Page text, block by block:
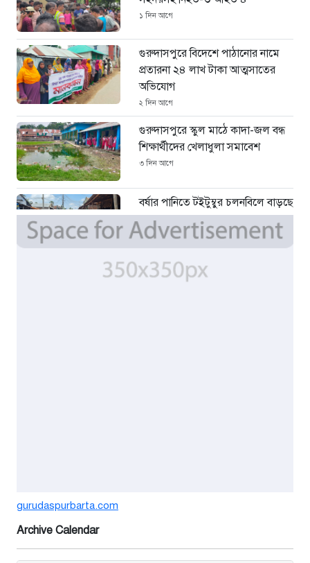
১ দিন আগে
গুরুদাসপুরে বিদেশে পাঠানোর নামে
প্রতারনা ২৪ লাখ টাকা আত্মসাতের
অভিযোগ
২ দিন আগে
গুরুদাসপুরে স্কুল মাঠে কাদা-জল বন্ধ
শিক্ষার্থীদের খেলাধুলা সমাবেশ
৩ দিন আগে
বর্ষার পানিতে টইটুম্বুর চলনবিলে বাড়ছে
ডিঙি নৌকার চাহিদা
৫ দিন আগে
সিন্ডিকেটের কবজায় পাটের বাজার,
gurudaspurbarta.com
Archive Calendar